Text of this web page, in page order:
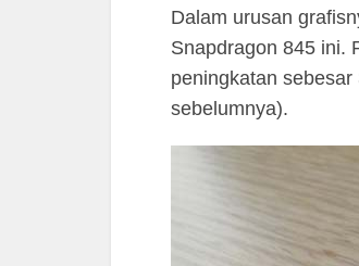
Dalam urusan
Snapdragon 845 ini.
peningkatan
sebelumnya).